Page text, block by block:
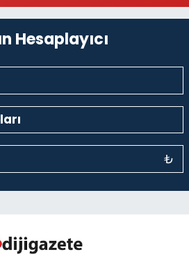
Hesaplayıcı
₺